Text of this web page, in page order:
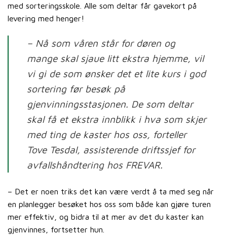
med sorteringsskole. Alle som deltar får gavekort på
levering med henger!
– Nå som våren står for døren og
mange skal sjaue litt ekstra hjemme, vil
vi gi de som ønsker det et lite kurs i god
sortering før besøk på
gjenvinningsstasjonen. De som deltar
skal få et ekstra innblikk i hva som skjer
med ting de kaster hos oss, forteller
Tove Tesdal, assisterende driftssjef for
avfallshåndtering hos FREVAR.
– Det er noen triks det kan være verdt å ta med seg når
en planlegger besøket hos oss som både kan gjøre turen
mer effektiv, og bidra til at mer av det du kaster kan
gjenvinnes, fortsetter hun.